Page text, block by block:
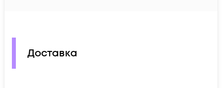
Доставка